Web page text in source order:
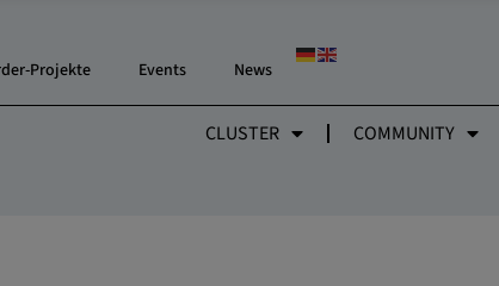
Projekte Events News
CLUSTER COMMUNITY